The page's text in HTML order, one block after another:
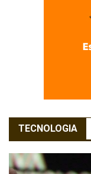
TECNOLOGIA